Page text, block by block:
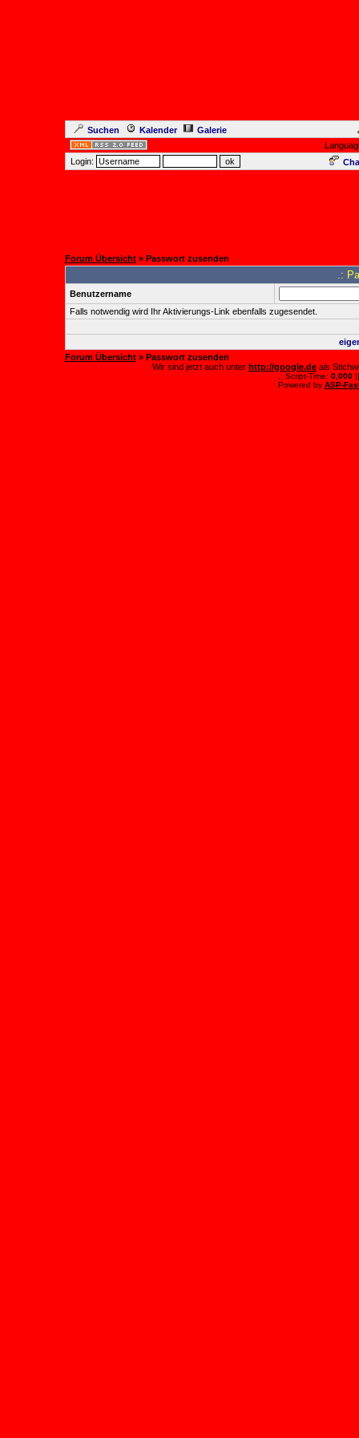
Suchen Kalender
Galerie
Login:
Forum Übersicht» Passwort zusenden
.:
Benutzername
Falls notwendig wird Ihr Aktivierungs-Link ebenfalls zugesendet.
Forum Übersicht» Passwort zusenden
Wir sind jetzt auch unter http://google.de als
.: Script-Time: 0,000||
Powered by ASP-